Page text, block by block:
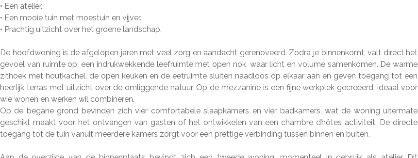
• Een atelier.
• Een mooie tuin met moestuin en vijver.
• Prachtig uitzicht over het groene landschap.
De hoofdwoning is de afgelopen jaren met veel zorg en aandacht gerenoveerd. Zodra je binnenkomt, valt direct het
gevoel van ruimte op: een indrukwekkende leefruimte met open nok, waar licht en volume samenkomen. De warme
zithoek met houtkachel, de open keuken en de eetruimte sluiten naadloos op elkaar aan en geven toegang tot een
heerlijk terras met uitzicht over de omliggende natuur. Op de mezzanine is een fijne werkplek gecreëerd, ideaal voor
wie wonen en werken wil combineren.
Op de begane grond bevinden zich vier comfortabele slaapkamers en vier badkamers, wat de woning uitermate
geschikt maakt voor het ontvangen van gasten of het ontwikkelen van een chambre d’hôtes activiteit. De directe
toegang tot de tuin vanuit meerdere kamers zorgt voor een prettige verbinding tussen binnen en buiten.